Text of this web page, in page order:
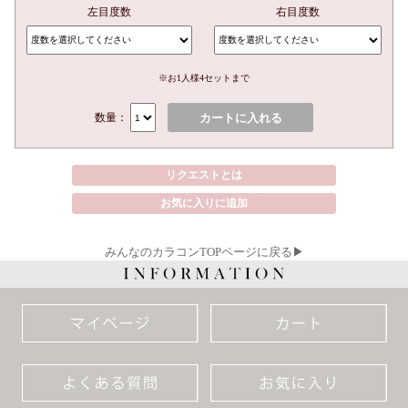
左目度数 右目度数
※お1人様4セットまで
数量： カートに入れる
リクエストとは
お気に入りに追加
みんなのカラコンTOPページに戻る▶